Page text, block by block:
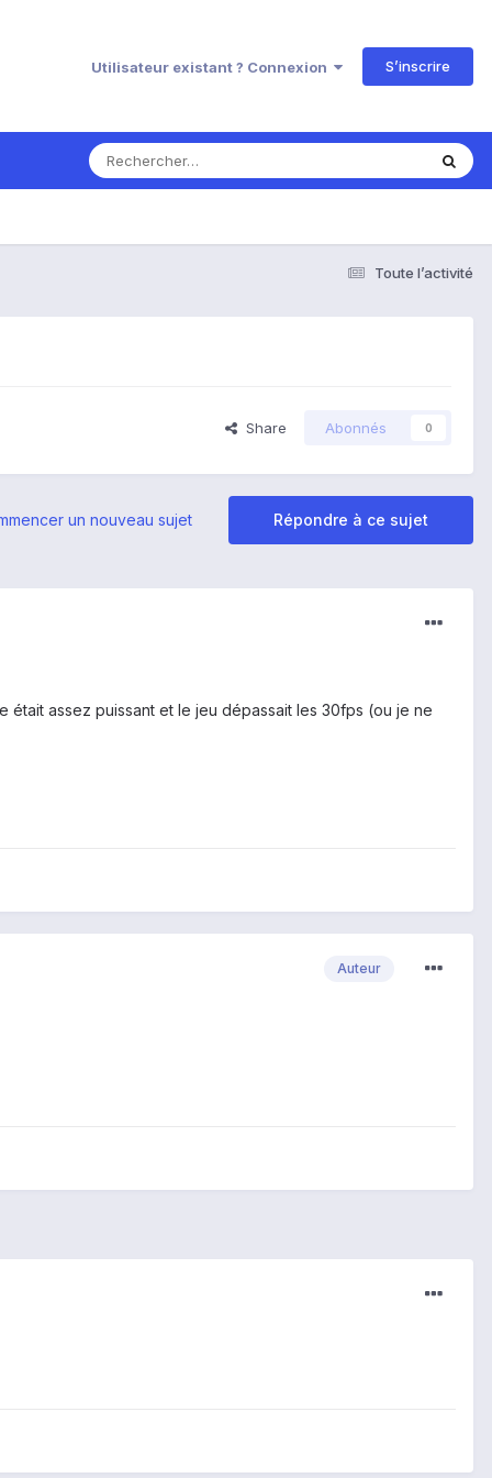
Utilisateur existant ? Connexion S’inscrire
Toute l’activité
Share Abonnés 0
Répondre à ce sujet
un nouveau sujet
assez puissant et le jeu dépassait les 30fps (ou je ne
Auteur